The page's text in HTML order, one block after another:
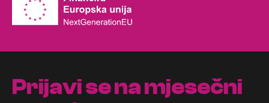
Prijavi se na mjesečni